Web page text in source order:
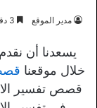
مدير الموقع
يسعدنا أن
خلال موقعنا
قصص تفسير